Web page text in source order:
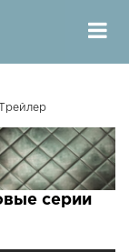
серии